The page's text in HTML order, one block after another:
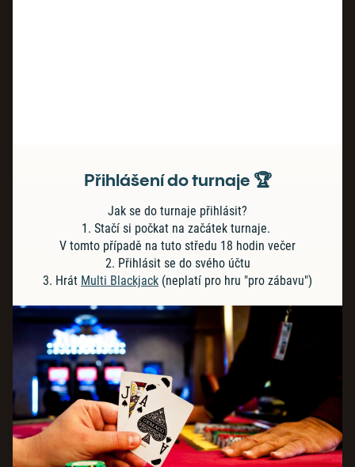
Přihlášení do turnaje 🏆
Jak se do turnaje přihlásit?
1. Stačí si počkat na začátek turnaje.
V tomto případě na tuto středu 18 hodin večer
2. Přihlásit se do svého účtu
3. Hrát Multi Blackjack (neplatí pro hru "pro zábavu")